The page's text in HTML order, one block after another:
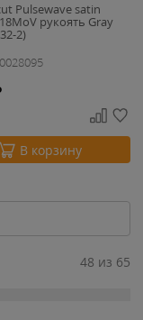
Pulsewave satin
рукоять Gray
2)
В корзину
48 из 65